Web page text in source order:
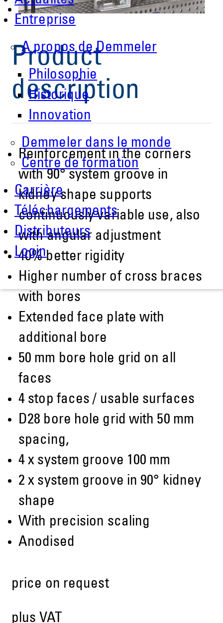
Entreprise
A propos de Demmeler
Philosophie
Historique
Innovation
Demmeler dans le monde
Centre de formation
Carrière
Téléchargements
Distributeurs
Login
Product
description
Reinforcement in the corners
with 90° system groove in
kidney shape supports
continuously variable use, also
with angular adjustment
40% better rigidity
Higher number of cross braces
with bores
Extended face plate with
additional bore
50 mm bore hole grid on all
faces
4 stop faces / usable surfaces
D28 bore hole grid with 50 mm
spacing,
4 x system groove 100 mm
2 x system groove in 90° kidney
shape
With precision scaling
Anodised
price on request
plus VAT